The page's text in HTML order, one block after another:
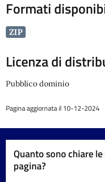
Formati
ZIP
Licenza di
Pubblico dominio
Pagina aggiornata il 10-12-2024
Quanto sono chiare
pagina?